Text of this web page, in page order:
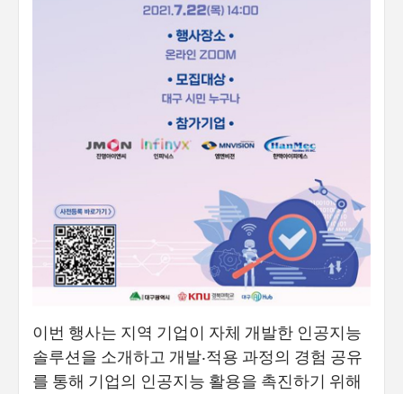
이번 행사는 지역 기업이 자체 개발한 인공지능
솔루션을 소개하고 개발‧적용 과정의 경험 공유
를 통해 기업의 인공지능 활용을 촉진하기 위해